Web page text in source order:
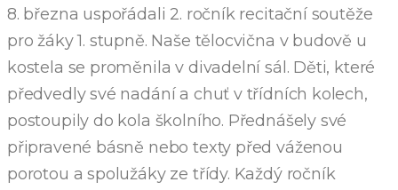
8. března uspořádali 2. ročník recitační soutěže
pro žáky 1. stupně. Naše tělocvična v budově u
kostela se proměnila v divadelní sál. Děti, které
předvedly své nadání a chuť v třídních kolech,
postoupily do kola školního. Přednášely své
připravené básně nebo texty před váženou
porotou a spolužáky ze třídy. Každý ročník